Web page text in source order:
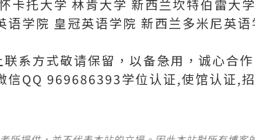
卡托大学 林肯大学 新西兰坎特伯雷大
语学院 皇冠英语学院 新西兰多米尼英
系方式敬请保留，以备急用，诚心合
信QQ 969686393学位认证,使馆认